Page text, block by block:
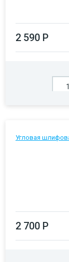
2 590 Р
Угловая
2 700 Р